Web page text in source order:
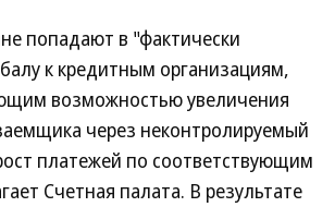
попадают в "фактически
к кредитным организациям,
возможностью увеличения
через неконтролируемый
платежей по соответствующим
Счетная палата. В результате